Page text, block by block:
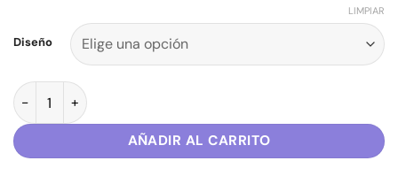
Diseño
LIMPIAR
Mini Cuadernitos Inteligente 100 hojas lisas Punto Cero
AÑADIR AL CARRITO